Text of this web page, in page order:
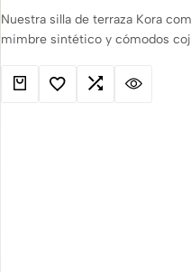
Nuestra silla de terraza Kora
mimbre sintético y cómodos